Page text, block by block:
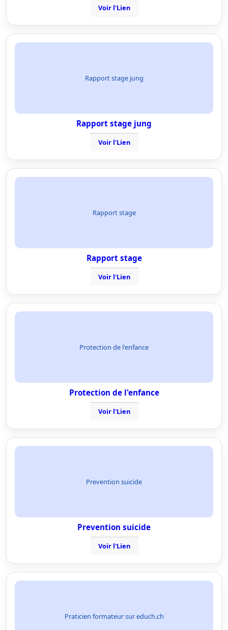
Voir l'Lien
Rapport stage jung
Rapport stage jung
Voir l'Lien
Rapport stage
Rapport stage
Voir l'Lien
Protection de l'enfance
Protection de l'enfance
Voir l'Lien
Prevention suicide
Prevention suicide
Voir l'Lien
Praticien formateur sur educh.ch